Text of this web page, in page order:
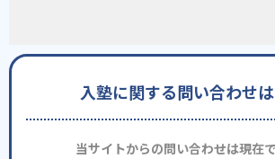
入塾に関する問い合わせ
当サイトからの問い合わせは現在